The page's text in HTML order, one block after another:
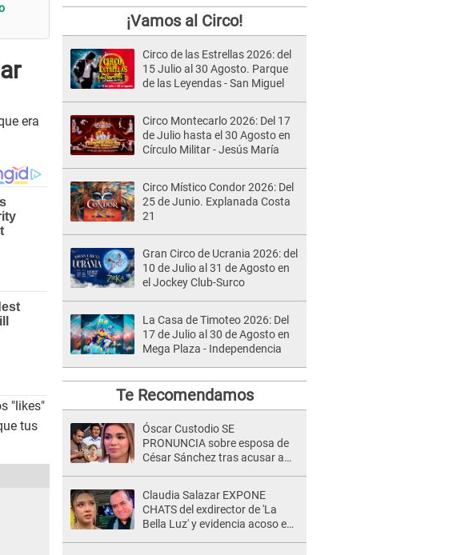
era
"likes"
tus
¡Vamos al Circo!
Circo de las Estrellas 2026: del
15 Julio al 30 Agosto. Parque
de las Leyendas - San Miguel
Circo Montecarlo 2026: Del 17
de Julio hasta el 30 Agosto en
Círculo Militar - Jesús María
Circo Místico Condor 2026: Del
25 de Junio. Explanada Costa
21
Gran Circo de Ucrania 2026: del
10 de Julio al 31 de Agosto en
el Jockey Club-Surco
La Casa de Timoteo 2026: Del
17 de Julio al 30 de Agosto en
Mega Plaza - Independencia
Te Recomendamos
Óscar Custodio SE
PRONUNCIA sobre esposa de
César Sánchez tras acusar a
de la justicia"
Claudia Salazar EXPONE
CHATS del exdirector de 'La
Bella Luz' y evidencia acoso e